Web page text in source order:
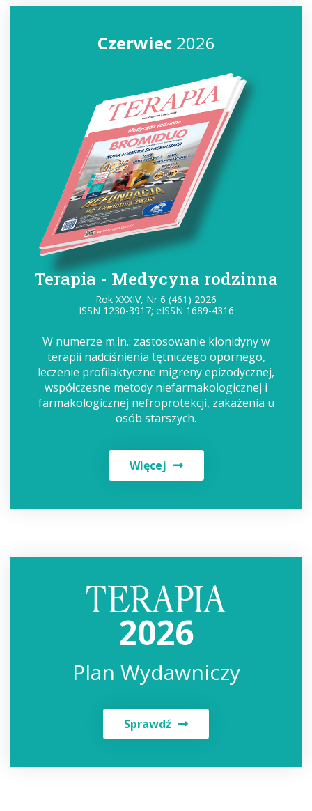
Czerwiec2026
Terapia - Medycyna rodzinna
Rok XXXIV, Nr 6 (461) 2026
ISSN 1230-3917; eISSN 1689-4316
W numerze m.in.: zastosowanie klonidyny w
terapii nadciśnienia tętniczego opornego,
leczenie profilaktyczne migreny epizodycznej,
współczesne metody niefarmakologicznej i
farmakologicznej nefroprotekcji, zakażenia u
osób starszych.
Więcej
2026
Plan Wydawniczy
Sprawdź